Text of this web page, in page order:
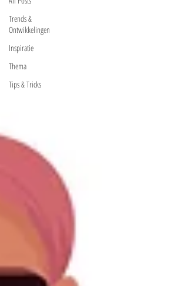
Trends &
Ontwikkelingen
Inspiratie
Thema
Tips & Tricks